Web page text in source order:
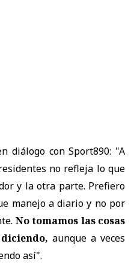
diálogo con Sport890: "A
no refleja lo que
y la otra parte. Prefiero
manejo a diario y no por
No tomamos las cosas
aunque a veces
así".